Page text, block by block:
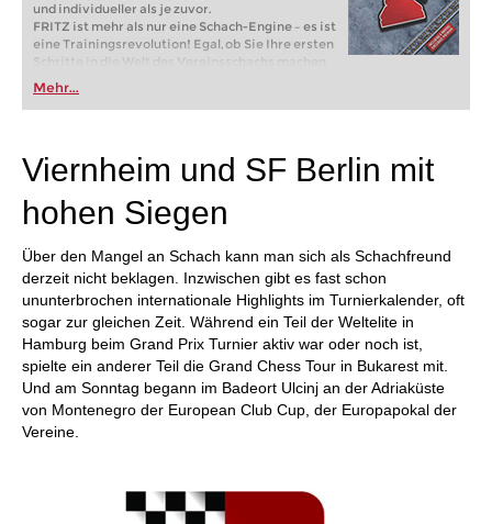
und individueller als je zuvor.
FRITZ ist mehr als nur eine Schach-Engine – es ist
eine Trainingsrevolution! Egal, ob Sie Ihre ersten
Schritte in die Welt des Vereinsschachs machen
oder bereits auf Turnierniveau spielen: Mit
FRITZ trainieren Sie effizienter, intelligenter und
individueller als je zuvor.
Mehr...
Viernheim und SF Berlin mit
hohen Siegen
Über den Mangel an Schach kann man sich als Schachfreund
derzeit nicht beklagen. Inzwischen gibt es fast schon
ununterbrochen internationale Highlights im Turnierkalender, oft
sogar zur gleichen Zeit. Während ein Teil der Weltelite in
Hamburg beim Grand Prix Turnier aktiv war oder noch ist,
spielte ein anderer Teil die Grand Chess Tour in Bukarest mit.
Und am Sonntag begann im Badeort Ulcinj an der Adriaküste
von Montenegro der European Club Cup, der Europapokal der
Vereine.